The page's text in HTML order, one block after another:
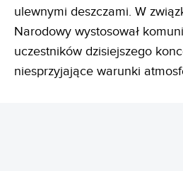
ulewnymi deszczami. W
Narodowy wystosował
uczestników dzisiejszego
niesprzyjające warunki